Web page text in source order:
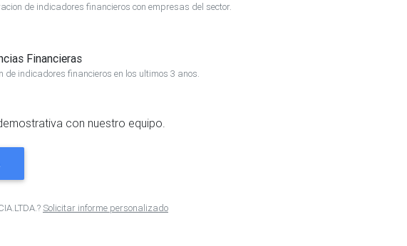
de indicadores financieros con empresas del sector.
Financieras
de indicadores financieros en los ultimos 3 anos.
con nuestro equipo.
Solicitar informe personalizado